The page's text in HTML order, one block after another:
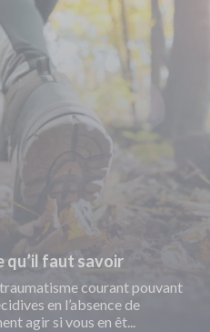
qu’il faut savoir
traumatisme courant pouvant
en l’absence de
agir si vous en êt...